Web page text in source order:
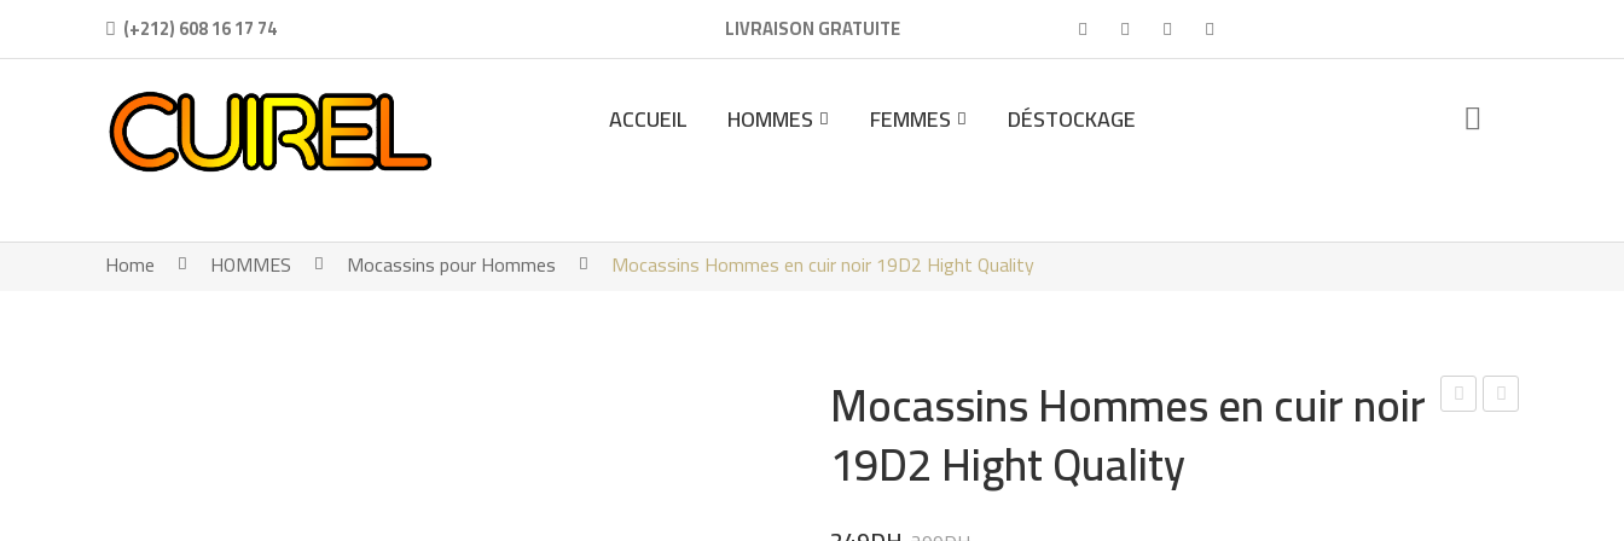
(+212) 608 16 17 74 LIVRAISON GRATUITE
ACCUEIL HOMMES FEMMES DÉSTOCKAGE
Home HOMMES Mocassins pour Hommes Mocassins Hommes en cuir noir 19D2 Hight Quality
Mocassins Hommes en cuir noir
19D2 Hight Quality